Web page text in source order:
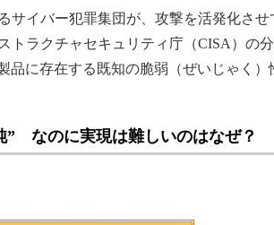
サイバー犯罪集団が、攻撃を活発化させ
トラクチャセキュリティ庁（CISA）の
品に存在する既知の脆弱（ぜいじゃく）
” なのに実現は難しいのはなぜ？